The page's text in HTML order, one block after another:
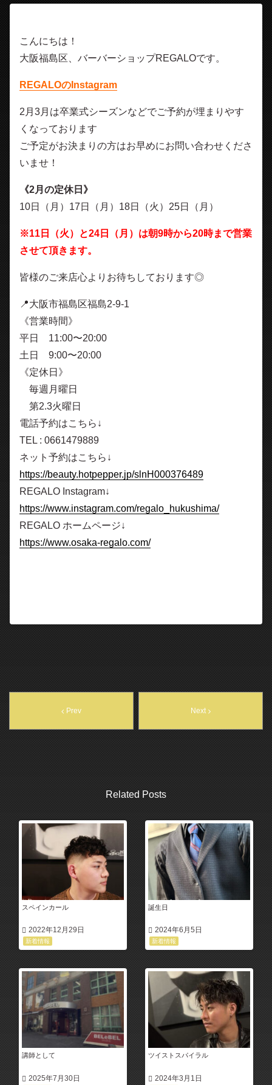
こんにちは！
大阪福島区、バーバーショップREGALOです。
REGALOのInstagram
2月3月は卒業式シーズンなどでご予約が埋まりやす
くなっております
ご予定がお決まりの方はお早めにお問い合わせくださ
いませ！
《2月の定休日》
10日（月）17日（月）18日（火）25日（月）
※11日（火）と24日（月）は朝9時から20時まで営業
させて頂きます。
皆様のご来店心よりお待ちしております◎
📍大阪市福島区福島2-9-1
《営業時間》
平日 11:00〜20:00
土日 9:00〜20:00
《定休日》
毎週月曜日
第2.3火曜日
電話予約はこちら↓
TEL : 0661479889
ネット予約はこちら↓
https://beauty.hotpepper.jp/slnH000376489
REGALO Instagram↓
https://www.instagram.com/regalo_hukushima/
REGALO ホームページ↓
https://www.osaka-regalo.com/
Prev Next
Related Posts
スペインカール
2022年12月29日
新着情報
誕生日
2024年6月5日
新着情報
講師として
2025年7月30日
ツイストスパイラル
2024年3月1日